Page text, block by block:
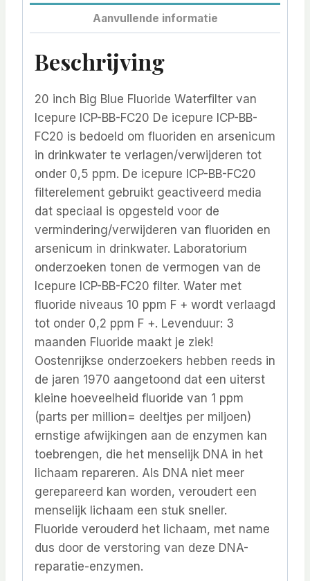
Aanvullende informatie
Beschrijving
20 inch Big Blue Fluoride Waterfilter van
Icepure ICP-BB-FC20 De icepure ICP-BB-
FC20 is bedoeld om fluoriden en arsenicum
in drinkwater te verlagen/verwijderen tot
onder 0,5 ppm. De icepure ICP-BB-FC20
filterelement gebruikt geactiveerd media
dat speciaal is opgesteld voor de
vermindering/verwijderen van fluoriden en
arsenicum in drinkwater. Laboratorium
onderzoeken tonen de vermogen van de
Icepure ICP-BB-FC20 filter. Water met
fluoride niveaus 10 ppm F + wordt verlaagd
tot onder 0,2 ppm F +. Levenduur: 3
maanden Fluoride maakt je ziek!
Oostenrijkse onderzoekers hebben reeds in
de jaren 1970 aangetoond dat een uiterst
kleine hoeveelheid fluoride van 1 ppm
(parts per million= deeltjes per miljoen)
ernstige afwijkingen aan de enzymen kan
toebrengen, die het menselijk DNA in het
lichaam repareren. Als DNA niet meer
gerepareerd kan worden, veroudert een
menselijk lichaam een stuk sneller.
Fluoride verouderd het lichaam, met name
dus door de verstoring van deze DNA-
reparatie-enzymen.